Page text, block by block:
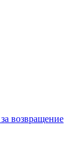
возвращение